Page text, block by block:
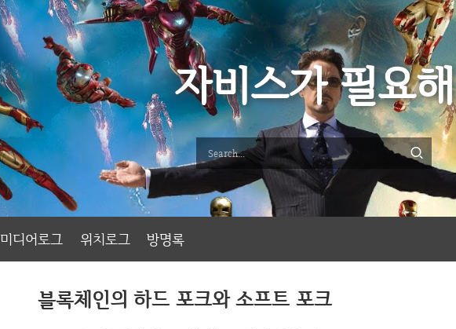
자비스가 필요해
미디어로그 위치로그 방명록
블록체인의 하드 포크와 소프트 포크